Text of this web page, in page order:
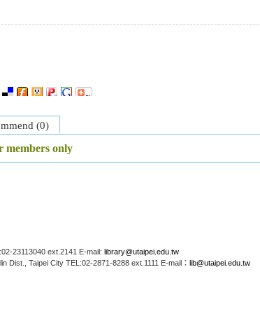
(0)
members only
23113040 ext.2141 E-mail: library@utaipei.edu.tw
Dist., Taipei City TEL:02-2871-8288 ext.1111 E-mail： lib@utaipei.edu.tw